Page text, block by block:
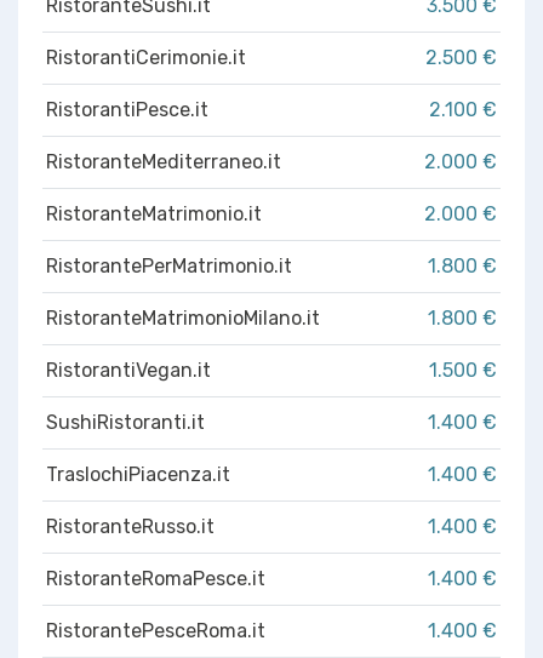
RistoranteSushi.it 3.500 €
RistorantiCerimonie.it 2.500 €
RistorantiPesce.it 2.100 €
RistoranteMediterraneo.it 2.000 €
RistoranteMatrimonio.it 2.000 €
RistorantePerMatrimonio.it 1.800 €
RistoranteMatrimonioMilano.it 1.800 €
RistorantiVegan.it 1.500 €
SushiRistoranti.it 1.400 €
TraslochiPiacenza.it 1.400 €
RistoranteRusso.it 1.400 €
RistoranteRomaPesce.it 1.400 €
RistorantePesceRoma.it 1.400 €